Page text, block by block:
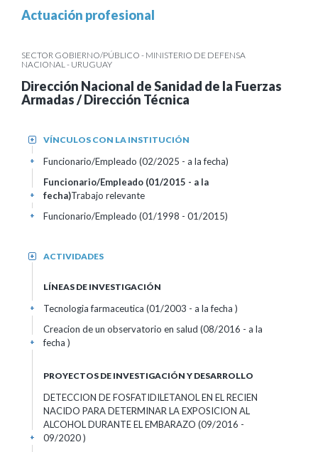
Actuación profesional
SECTOR GOBIERNO/PÚBLICO - MINISTERIO DE DEFENSA
NACIONAL - URUGUAY
Dirección Nacional de Sanidad de la Fuerzas
Armadas / Dirección Técnica
VÍNCULOS CON LA INSTITUCIÓN
+
Funcionario/Empleado (02/2025 - a la fecha)
+
Funcionario/Empleado (01/2015 - a la
fecha)Trabajo relevante
+
Funcionario/Empleado (01/1998 - 01/2015)
+
ACTIVIDADES
+
LÍNEAS DE INVESTIGACIÓN
Tecnologia farmaceutica (01/2003 - a la fecha )
+
Creacion de un observatorio en salud (08/2016 - a la
fecha )
+
PROYECTOS DE INVESTIGACIÓN Y DESARROLLO
DETECCION DE FOSFATIDILETANOL EN EL RECIEN
NACIDO PARA DETERMINAR LA EXPOSICION AL
ALCOHOL DURANTE EL EMBARAZO (09/2016 -
09/2020 )
+